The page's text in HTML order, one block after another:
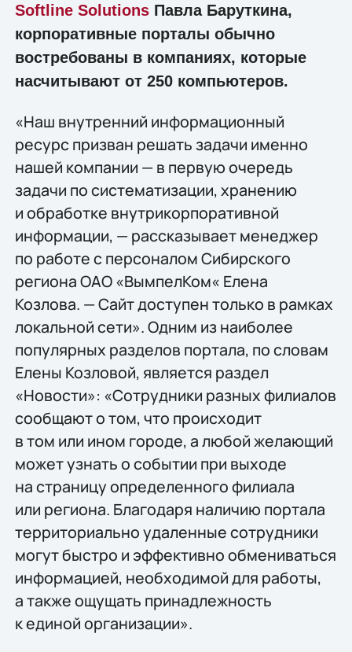
Softline SolutionsПавла Баруткина,
корпоративные порталы обычно
востребованы в компаниях, которые
насчитывают от 250 компьютеров.
«Наш внутренний информационный
ресурс призван решать задачи именно
нашей компании — в первую очередь
задачи по систематизации, хранению
и обработке внутрикорпоративной
информации, — рассказывает менеджер
по работе с персоналом Сибирского
региона ОАО «ВымпелКом« Елена
Козлова. — Сайт доступен только в рамках
локальной сети». Одним из наиболее
популярных разделов портала, по словам
Елены Козловой, является раздел
«Новости»: «Сотрудники разных филиалов
сообщают о том, что происходит
в том или ином городе, а любой желающий
может узнать о событии при выходе
на страницу определенного филиала
или региона. Благодаря наличию портала
территориально удаленные сотрудники
могут быстро и эффективно обмениваться
информацией, необходимой для работы,
а также ощущать принадлежность
к единой организации».